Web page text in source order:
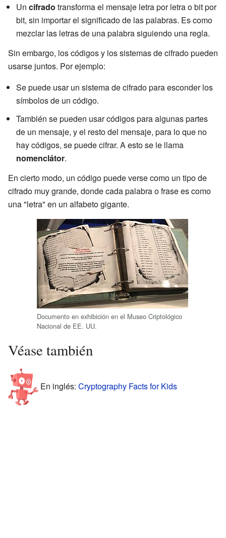
Un cifrado transforma el mensaje letra por letra o bit por
bit, sin importar el significado de las palabras. Es como
mezclar las letras de una palabra siguiendo una regla.
Sin embargo, los códigos y los sistemas de cifrado pueden
usarse juntos. Por ejemplo:
Se puede usar un sistema de cifrado para esconder los
símbolos de un código.
También se pueden usar códigos para algunas partes
de un mensaje, y el resto del mensaje, para lo que no
hay códigos, se puede cifrar. A esto se le llama
nomenclátor.
En cierto modo, un código puede verse como un tipo de
cifrado muy grande, donde cada palabra o frase es como
una "letra" en un alfabeto gigante.
Documento en exhibición en el Museo Criptológico
Nacional de EE. UU.
Véase también
En inglés: Cryptography Facts for Kids